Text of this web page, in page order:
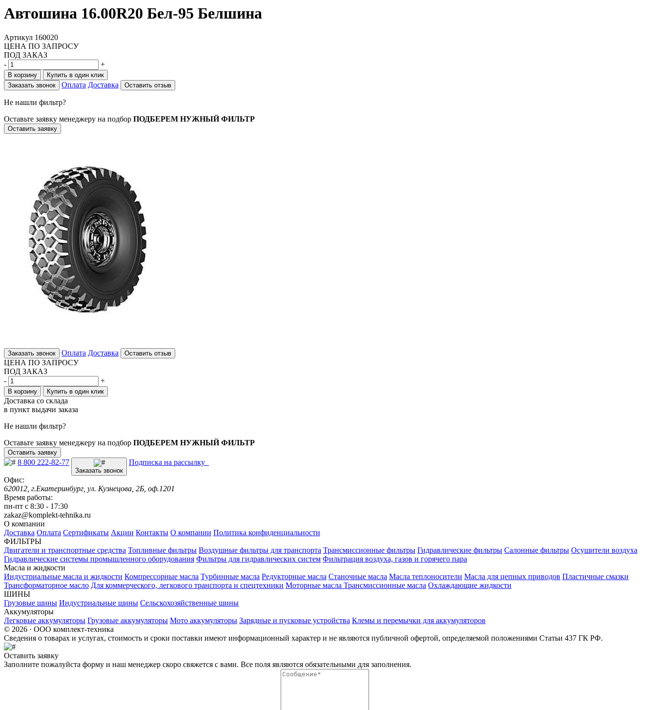
Автошина 16.00R20 Бел-95 Белшина
Артикул 160020
ЦЕНА ПО ЗАПРОСУ
ПОД ЗАКАЗ
-
+
В корзину
Купить в один клик
Заказать звонок
Оплата Доставка Оставить отзыв
Не нашли фильтр?
Оставьте заявку менеджеру на подбор ПОДБЕРЕМ НУЖНЫЙ ФИЛЬТР
Оставить заявку
Заказать звонок Оплата Доставка Оставить отзыв
ЦЕНА ПО ЗАПРОСУ
ПОД ЗАКАЗ
-
+
В корзину Купить в один клик
Доставка со склада
в пункт выдачи заказа
Не нашли фильтр?
Оставьте заявку менеджеру на подбор ПОДБЕРЕМ НУЖНЫЙ ФИЛЬТР
Оставить заявку
8 800 222-82-77
Заказать звонок
Подписка на рассылку
Офис:
620012, г.Екатеринбург, ул. Кузнецова, 2Б, оф.1201
Время работы:
пн-пт с 8:30 - 17:30
zakaz@komplekt-tehnika.ru
О компании
Доставка Оплата Сертификаты Акции Контакты О компании Политика конфиденциальности
ФИЛЬТРЫ
Двигатели и транспортные средства Топливные фильтры Воздушные фильтры для транспорта Трансмиссионные фильтры Гидравлические фильтры Салонные фильтры Осушители воздуха
Гидравлические системы промышленного оборудования Фильтры для гидравлических систем Фильтрация воздуха, газов и горячего пара
Масла и жидкости
Индустриальные масла и жидкости Компрессорные масла Турбинные масла Редукторные масла Станочные масла Масла теплоносители Масла для цепных приводов Пластичные смазки
Трансформаторное масло Для коммерческого, легкового транспорта и спецтехники Моторные масла Трансмиссионные масла Охлаждающие жидкости
ШИНЫ
Грузовые шины Индустриальные шины Сельскохозяйственные шины
Аккумуляторы
Легковые аккумуляторы Грузовые аккумуляторы Мото аккумуляторы Зарядные и пусковые устройства Клемы и перемычки для аккумуляторов
© 2026 · ООО комплект-техника
Сведения о товарах и услугах, стоимость и сроки поставки имеют информационный характер и не являются публичной офертой, определяемой положениями Статьи 437 ГК РФ.
Оставить заявку
Заполните пожалуйста форму и наш менеджер скоро свяжется с вами. Все поля являются обязательными для заполнения.